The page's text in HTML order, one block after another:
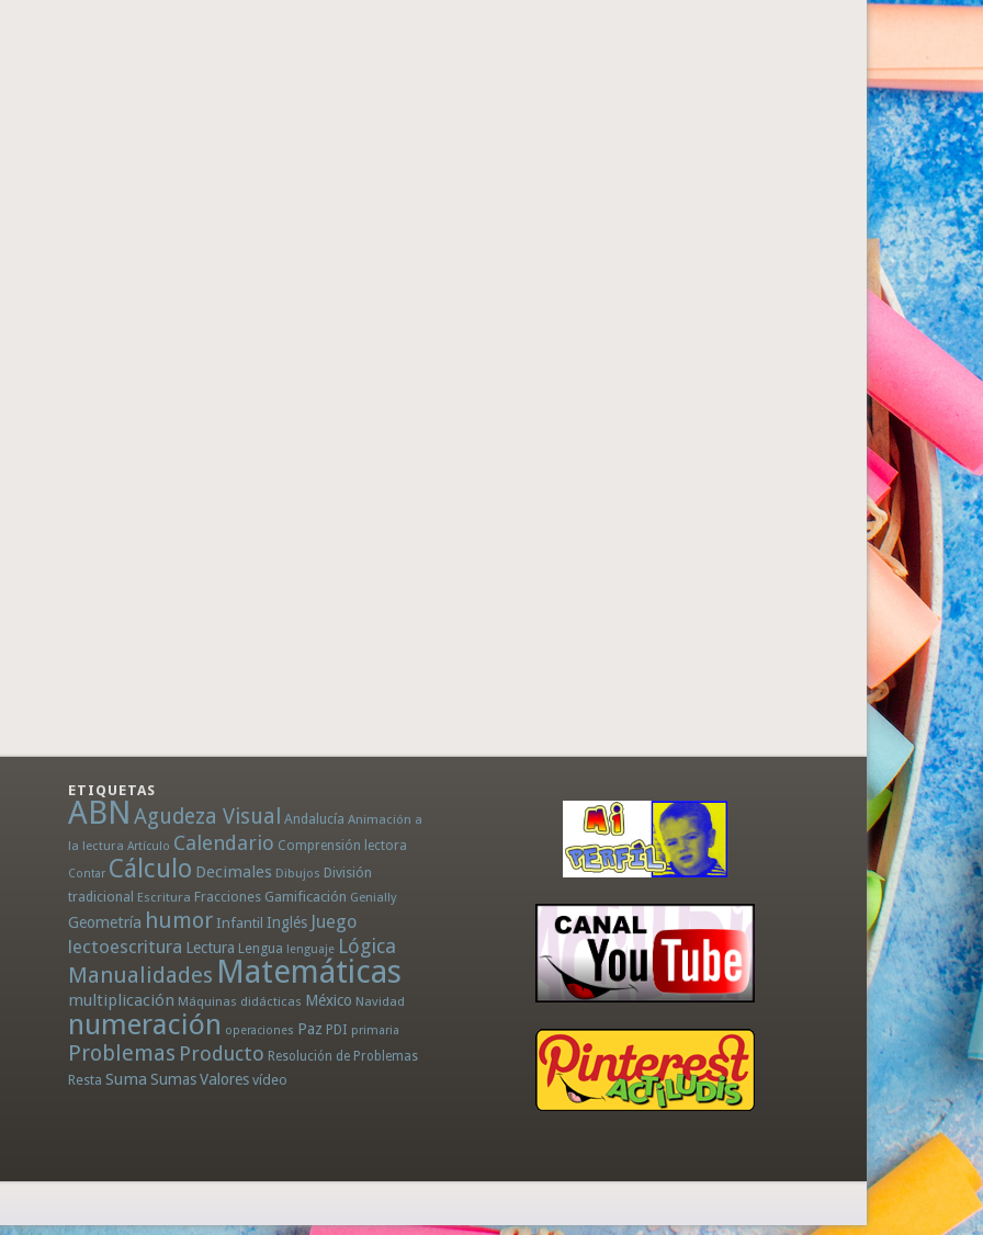
ETIQUETAS
ABN Agudeza Visual Andalucía Animación a
la lectura Artículo Calendario Comprensión lectora
Contar Cálculo Decimales Dibujos División
tradicional Escritura Fracciones Gamificación Genially
Geometría humor Infantil Inglés Juego
lectoescritura Lectura Lengua lenguaje Lógica
Manualidades Matemáticas
multiplicación Máquinas didácticas México Navidad
numeración operaciones Paz PDI primaria
Problemas Producto Resolución de Problemas
Resta Suma SumasValores vídeo